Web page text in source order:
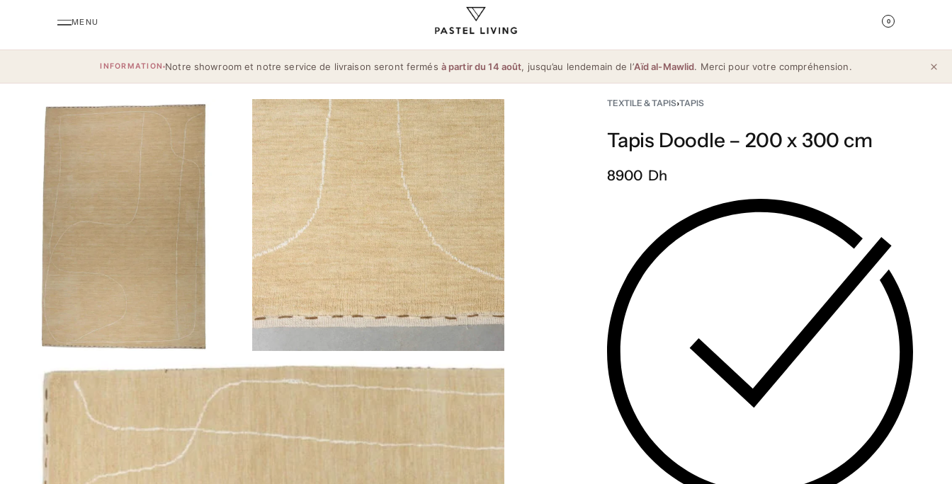
0
INFORMATION Notre showroom et notre service de livraison seront fermés à partir du 14 août, jusqu’au lendemain de l’Aïd al-Mawlid. Merci pour votre compréhension.
TEXTILE & TAPIS›TAPIS
Tapis Doodle – 200 x 300 cm
8900 Dh